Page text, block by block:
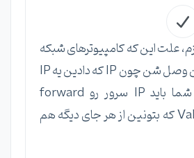
علت این که کامپیوترهای شبکه
داخلی تون میتونن وصل شن چون IP که دادین یه IP
داخلی هستش، شما باید IP سرور رو forward
کنین به یه Valid Ip که بتونین از هر جای دیگه هم